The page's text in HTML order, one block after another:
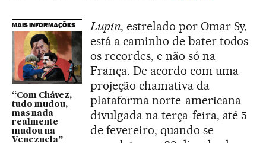
MAIS INFORMAÇÕES
“Com Chávez,
tudo mudou,
mas nada
realmente
mudou na
Venezuela”
Lupin, estrelado por Omar Sy,
está a caminho de bater todos
os recordes, e não só na
França. De acordo com uma
projeção chamativa da
plataforma norte-americana
divulgada na terça-feira, até 5
de fevereiro, quando se